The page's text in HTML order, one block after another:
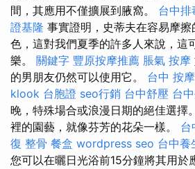
間，其應用不僅擴展到腋窩。 台中排
證基隆 事實證明，史蒂夫在容易摩擦
色，這對我們夏季的許多人來說，這
樂。 關鍵字 豐原按摩推薦 脹氣 按摩
的男朋友仍然可以使用它。 台中 按
klook 台胞證 seo行銷 台中舒壓 台
晚，特殊場合或浪漫日期的絕佳選擇
裡的園藝，就像芬芳的花朵一樣。 台
復 整骨 餐盒 wordpress seo 台中養
您可以在曬日光浴前15分鐘將其用於